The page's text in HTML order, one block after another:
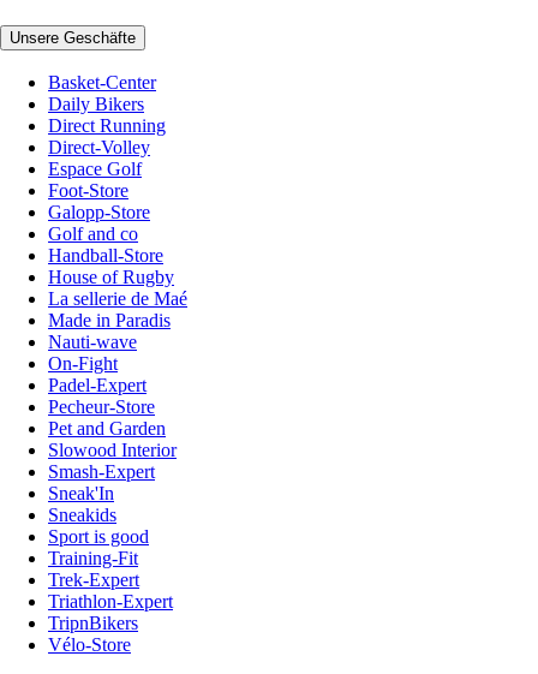
Unsere Geschäfte
Basket-Center
Daily Bikers
Direct Running
Direct-Volley
Espace Golf
Foot-Store
Galopp-Store
Golf and co
Handball-Store
House of Rugby
La sellerie de Maé
Made in Paradis
Nauti-wave
On-Fight
Padel-Expert
Pecheur-Store
Pet and Garden
Slowood Interior
Smash-Expert
Sneak'In
Sneakids
Sport is good
Training-Fit
Trek-Expert
Triathlon-Expert
TripnBikers
Vélo-Store